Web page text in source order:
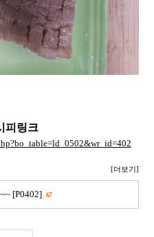
피링크
[더보기]
[P0402] 67